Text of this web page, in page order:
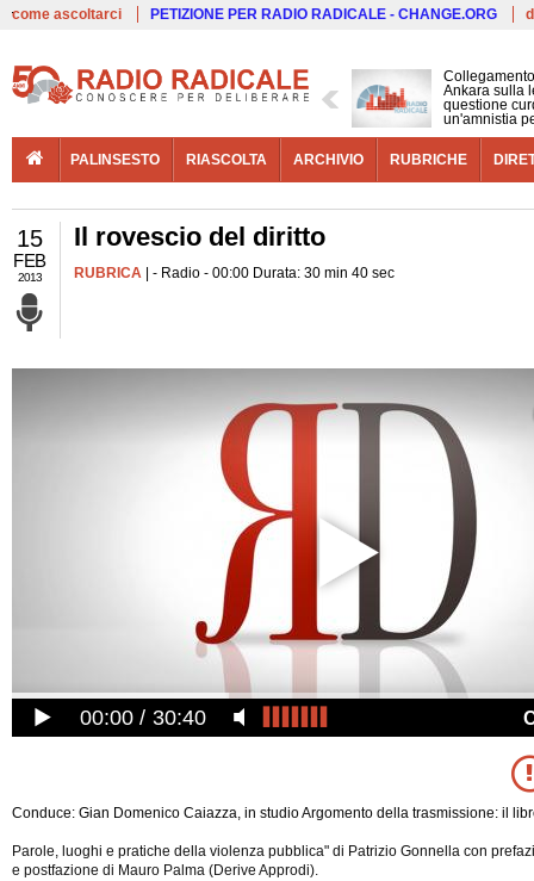
come ascoltarci PETIZIONE PER RADIO RADICALE - CHANGE.ORG
Ankara sulla
questione
un'amnistia
PALINSESTO RIASCOLTA ARCHIVIO RUBRICHE
15
FEB
2013
Il rovescio del diritto
RUBRICA | - Radio - 00:00 Durata: 30 min 40 sec
00:00 30:40
Conduce: Gian Domenico Caiazza, in studio Argomento della trasmissione: il
Parole, luoghi e pratiche della violenza pubblica" di Patrizio Gonnella con
e postfazione di Mauro Palma (Derive Approdi).